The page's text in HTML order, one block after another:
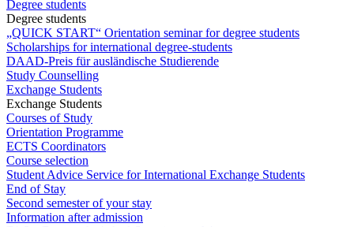
Degree students
Degree students
„QUICK START“ Orientation seminar for degree students
Scholarships for international degree-students
DAAD-Preis für ausländische Studierende
Study Counselling
Exchange Students
Exchange Students
Courses of Study
Orientation Programme
ECTS Coordinators
Course selection
Student Advice Service for International Exchange Students
End of Stay
Second semester of your stay
Information after admission